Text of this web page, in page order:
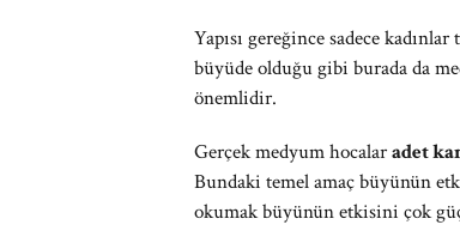
Yapısı gereğince sadece
büyüde olduğu gibi burada da
önemlidir.
Gerçek medyum hocalaradet
Bundaki temel amaç büyünün
okumak büyünün etkisini çok